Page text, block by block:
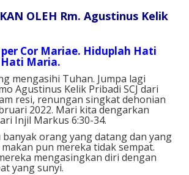
OLEH Rm. Agustinus Kelik
Cor Mariae. Hiduplah Hati
Maria.
mengasihi Tuhan. Jumpa lagi
Agustinus Kelik Pribadi SCJ dari
resi, renungan singkat dehonian
2022. Mari kita dengarkan
Injil Markus 6:30-34.
orang yang datang dan yang
pun mereka tidak sempat.
mengasingkan diri dengan
yang sunyi.